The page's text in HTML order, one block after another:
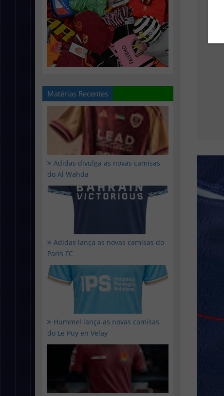
Matérias Recentes
Adidas divulga as novas camisas
do Al Wahda
Adidas lança as novas camisas do
Paris FC
Hummel lança as novas camisas
do Le Puy en Velay